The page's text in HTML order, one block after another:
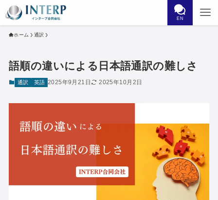
EN
ホーム 通訳
語順の違いによる日本語通訳の難しさ
通訳 英語 2025年9月21日 2025年10月2日